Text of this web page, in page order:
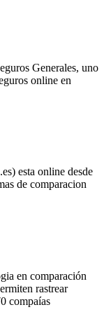
Generales, uno
online en
esta online desde
de comparacion
en comparación
rastrear
compaías